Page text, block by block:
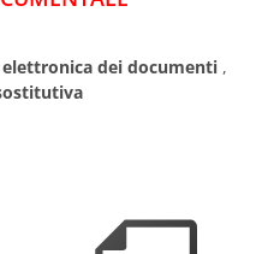
dei documenti ,